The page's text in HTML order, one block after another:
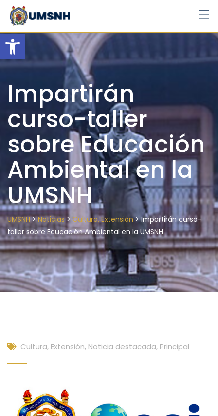
Open toolbar
Skip
content
Impartirán
curso-taller
sobre Educación
Ambiental en la
UMSNH
UMSNH>Noticias> Cultura, Extensión>Impartirán curso-
taller sobre Educación Ambiental en la UMSNH
Cultura, Extensión, Noticia destacada, Principal